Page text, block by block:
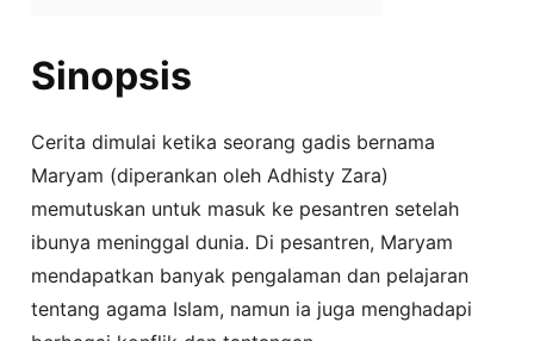
Sinopsis
Cerita dimulai ketika seorang gadis bernama
Maryam (diperankan oleh Adhisty Zara)
memutuskan untuk masuk ke pesantren setelah
ibunya meninggal dunia. Di pesantren, Maryam
mendapatkan banyak pengalaman dan pelajaran
tentang agama Islam, namun ia juga menghadapi